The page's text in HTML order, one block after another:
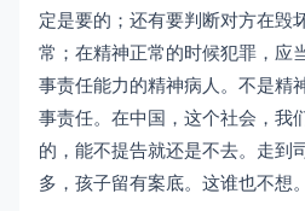
定是要的；还有要判断对方在毁
常；在精神正常的时候犯罪，
事责任能力的精神病人。不是精
事责任。在中国，这个社会，我
的，能不提告就还是不去。走到
多，孩子留有案底。这谁也不想。